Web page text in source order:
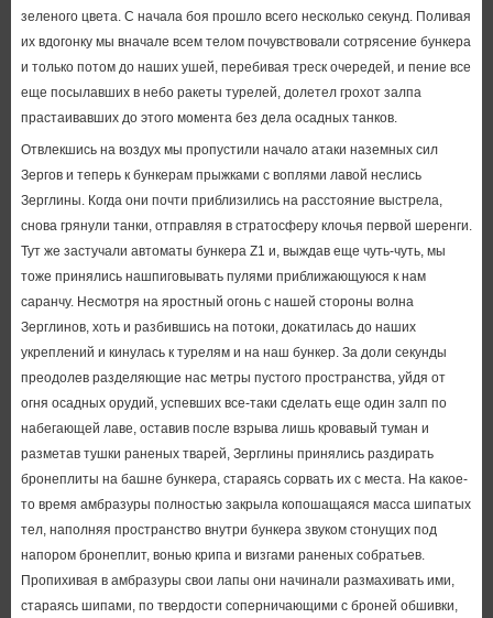
зеленого цвета. С начала боя прошло всего несколько секунд. Поливая
их вдогонку мы вначале всем телом почувствовали сотрясение бункера
и только потом до наших ушей, перебивая треск очередей, и пение все
еще посылавших в небо ракеты турелей, долетел грохот залпа
прастаивавших до этого момента без дела осадных танков.
Отвлекшись на воздух мы пропустили начало атаки наземных сил
Зергов и теперь к бункерам прыжками с воплями лавой неслись
Зерглины. Когда они почти приблизились на расстояние выстрела,
снова грянули танки, отправляя в стратосферу клочья первой шеренги.
Тут же застучали автоматы бункера Z1 и, выждав еще чуть-чуть, мы
тоже принялись нашпиговывать пулями приближающуюся к нам
саранчу. Несмотря на яростный огонь с нашей стороны волна
Зерглинов, хоть и разбившись на потоки, докатилась до наших
укреплений и кинулась к турелям и на наш бункер. За доли секунды
преодолев разделяющие нас метры пустого пространства, уйдя от
огня осадных орудий, успевших все-таки сделать еще один залп по
набегающей лаве, оставив после взрыва лишь кровавый туман и
разметав тушки раненых тварей, Зерглины принялись раздирать
бронеплиты на башне бункера, стараясь сорвать их с места. На какое-
то время амбразуры полностью закрыла копошащаяся масса шипатых
тел, наполняя пространство внутри бункера звуком стонущих под
напором бронеплит, вонью крипа и визгами раненых собратьев.
Пропихивая в амбразуры свои лапы они начинали размахивать ими,
стараясь шипами, по твердости соперничающими с броней обшивки,